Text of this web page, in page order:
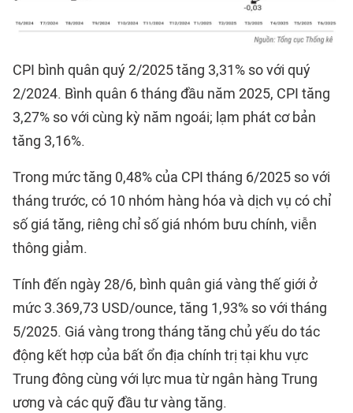
CPI bình quân quý 2/2025 tăng 3,31% so với quý
2/2024. Bình quân 6 tháng đầu năm 2025, CPI tăng
3,27% so với cùng kỳ năm ngoái; lạm phát cơ bản
tăng 3,16%.
Trong mức tăng 0,48% của CPI tháng 6/2025 so với
tháng trước, có 10 nhóm hàng hóa và dịch vụ có chỉ
số giá tăng, riêng chỉ số giá nhóm bưu chính, viễn
thông giảm.
Tính đến ngày 28/6, bình quân giá vàng thế giới ở
mức 3.369,73 USD/ounce, tăng 1,93% so với tháng
5/2025. Giá vàng trong tháng tăng chủ yếu do tác
động kết hợp của bất ổn địa chính trị tại khu vực
Trung đông cùng với lực mua từ ngân hàng Trung
ương và các quỹ đầu tư vàng tăng.